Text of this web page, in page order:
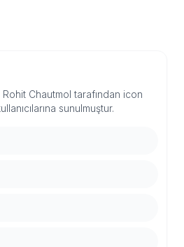
Rohit Chautmol tarafından icon
sunulmuştur.